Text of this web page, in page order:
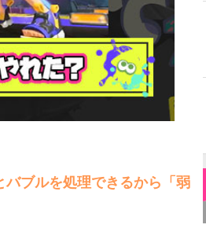
バブルを処理できるから「弱